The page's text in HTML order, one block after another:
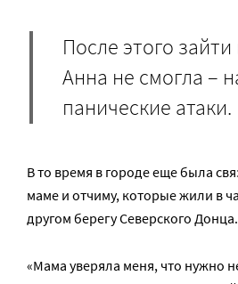
После этого
Анна не смогла –
панические атаки.
В то время в городе еще была
маме и отчиму, которые жили в
другом берегу Северского Донца.
«Мама уверяла меня, что нужно